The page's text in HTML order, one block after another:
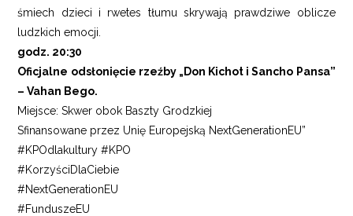
śmiech dzieci i rwetes tłumu skrywają prawdziwe oblicze
ludzkich emocji.
godz. 20:30
Oficjalne odsłonięcie rzeźby „Don Kichot i Sancho Pansa”
– Vahan Bego.
Miejsce: Skwer obok Baszty Grodzkiej
Sfinansowane przez Unię Europejską NextGenerationEU”
#KPOdlakultury #KPO
#KorzyściDlaCiebie
#NextGenerationEU
#FunduszeEU